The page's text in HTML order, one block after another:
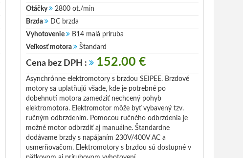
Otáčky
2800 ot./min
Brzda
DC brzda
Vyhotovenie
B14 malá príruba
Veľkosť motora
Štandard
Cena bez DPH : 152.00 €
Asynchrónne elektromotory s brzdou SEIPEE. Brzdové
motory sa uplatňujú všade, kde je potrebné po
dobehnutí motora zamedziť nechcený pohyb
elektromotora. Elektromotor môže byť vybavený tzv.
ručným odbrzdením. Pomocou ručného odbrzdenia je
možné motor odbrzdiť aj manuálne. Štandardne
dodávame brzdy s napájaním 230V/400V AC a
usmerňovačom. Elektromotory s brzdou sú dostupné v